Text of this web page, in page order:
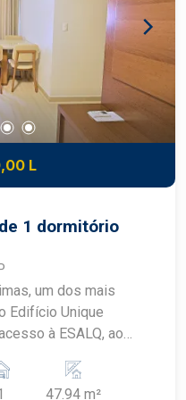
imobiliário de
L
1 dormitório
um dos mais
Edifício Unique
à ESALQ, ao
47.94 m²